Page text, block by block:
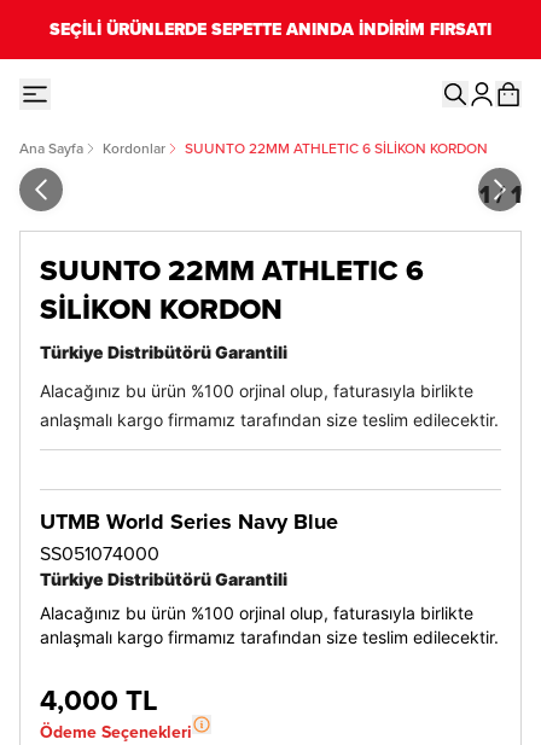
SEÇİLİ ÜRÜNLERDE SEPETTE ANINDA İNDİRİM FIRSATI
Ana Sayfa Kordonlar SUUNTO 22MM ATHLETIC 6 SİLİKON KORDON
1/1
SUUNTO 22MM ATHLETIC 6
SİLİKON KORDON
Türkiye Distribütörü Garantili
Alacağınız bu ürün %100 orjinal olup, faturasıyla birlikte
anlaşmalı kargo firmamız tarafından size teslim edilecektir.
UTMB World Series Navy Blue
SS051074000
Türkiye Distribütörü Garantili
Alacağınız bu ürün %100 orjinal olup, faturasıyla birlikte
anlaşmalı kargo firmamız tarafından size teslim edilecektir.
4,000 TL
Ödeme Seçenekleri